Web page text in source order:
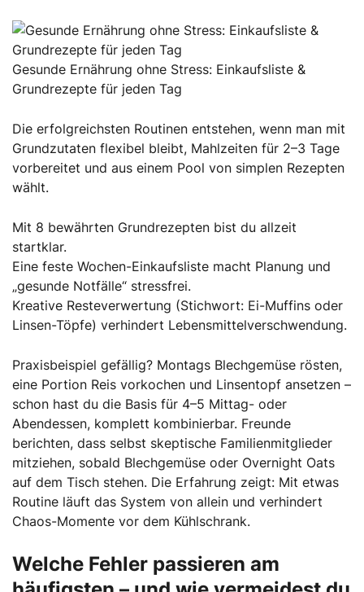
Gesunde Ernährung ohne Stress: Einkaufsliste &
Grundrezepte für jeden Tag
Die erfolgreichsten Routinen entstehen, wenn man mit
Grundzutaten flexibel bleibt, Mahlzeiten für 2–3 Tage
vorbereitet und aus einem Pool von simplen Rezepten
wählt.
Mit 8 bewährten Grundrezepten bist du allzeit
startklar.
Eine feste Wochen-Einkaufsliste macht Planung und
„gesunde Notfälle“ stressfrei.
Kreative Resteverwertung (Stichwort: Ei-Muffins oder
Linsen-Töpfe) verhindert Lebensmittelverschwendung.
Praxisbeispiel gefällig? Montags Blechgemüse rösten,
eine Portion Reis vorkochen und Linsentopf ansetzen –
schon hast du die Basis für 4–5 Mittag- oder
Abendessen, komplett kombinierbar. Freunde
berichten, dass selbst skeptische Familienmitglieder
mitziehen, sobald Blechgemüse oder Overnight Oats
auf dem Tisch stehen. Die Erfahrung zeigt: Mit etwas
Routine läuft das System von allein und verhindert
Chaos-Momente vor dem Kühlschrank.
Welche Fehler passieren am